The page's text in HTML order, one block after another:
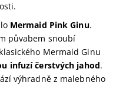
Mermaid Pink Ginu.
půvabem snoubí
Mermaid Ginu
infuzí čerstvých jahod.
výhradně z malebného